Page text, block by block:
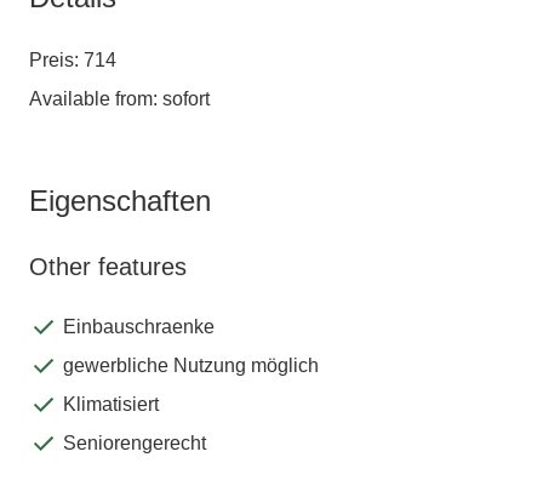
Preis: 714
Available from: sofort
Eigenschaften
Other features
Einbauschraenke
gewerbliche Nutzung möglich
Klimatisiert
Seniorengerecht